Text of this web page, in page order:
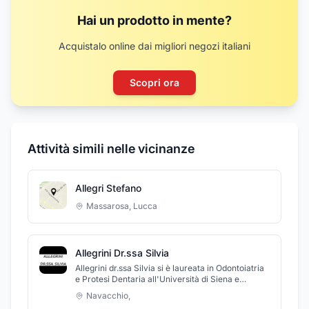
Hai un prodotto in mente?
Acquistalo online dai migliori negozi italiani
Scopri ora
Attività simili nelle vicinanze
Allegri Stefano
Massarosa, Lucca
Allegrini Dr.ssa Silvia
Allegrini dr.ssa Silvia si è laureata in Odontoiatria
e Protesi Dentaria all'Università di Siena e
specialista in Ortodonzia. La dottoressa è past-
president della Società Italiana di Ortodonzia e
Navacchio,